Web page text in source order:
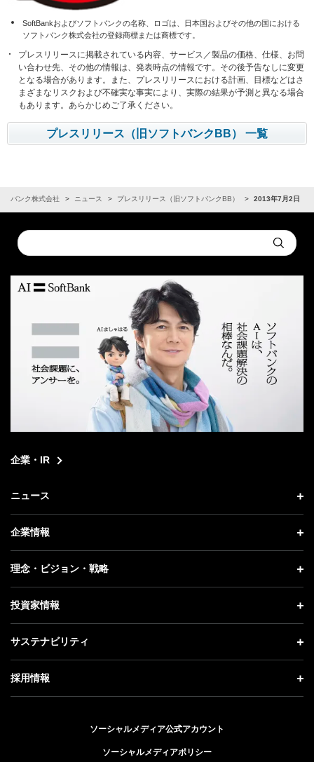
SoftBankおよびソフトバンクの名称、ロゴは、日本国およびその他の国における
ソフトバンク株式会社の登録商標または商標です。
プレスリリースに掲載されている内容、サービス／製品の価格、仕様、お問
い合わせ先、その他の情報は、発表時点の情報です。その後予告なしに変更
となる場合があります。また、プレスリリースにおける計画、目標などはさ
まざまなリスクおよび不確実な事実により、実際の結果が予測と異なる場合
もあります。あらかじめご了承ください。
プレスリリース（旧ソフトバンクBB） 一覧
トバンク株式会社 ニュース プレスリリース（旧ソフトバンクBB） 2013年7月2日
Conduct
a
Submit
企業・IR
ニュース
ニュース トップ
プレスリリース
更新情報
記者説明会
企業情報
企業情報 トップ
社長メッセージ
事業紹介
ガバナンス
理念・ビジョン・戦略
理念・ビジョン・戦略 トップ
成長戦略「Activate AI for Society」
人材戦略
投資家情報
投資家情報 トップ
経営方針
個人投資家の皆さまへ
サステナビリティ
サステナビリティ トップ
トップメッセージ
ESG方針・体制
採用情報
ソーシャルメディア公式アカウント
ソーシャルメディアポリシー